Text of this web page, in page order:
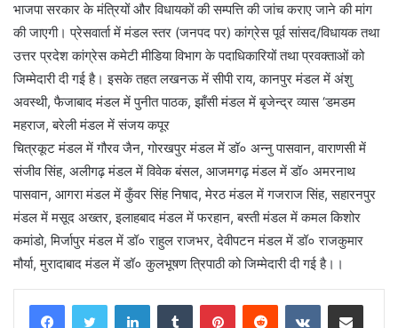
भाजपा सरकार के मंत्रियों और विधायकों की सम्पत्ति की जांच कराए जाने की मांग
की जाएगी। प्रेसवार्ता में मंडल स्तर (जनपद पर) कांग्रेस पूर्व सांसद/विधायक तथा
उत्तर प्रदेश कांग्रेस कमेटी मीडिया विभाग के पदाधिकारियों तथा प्रवक्ताओं को
जिम्मेदारी दी गई है। इसके तहत लखनऊ में सीपी राय, कानपुर मंडल में अंशु
अवस्थी, फैजाबाद मंडल में पुनीत पाठक, झाँसी मंडल में बृजेन्द्र व्यास ‘डमडम
महराज, बरेली मंडल में संजय कपूर
चित्रकूट मंडल में गौरव जैन, गोरखपुर मंडल में डॉ० अन्नु पासवान, वाराणसी में
संजीव सिंह, अलीगढ़ मंडल में विवेक बंसल, आजमगढ़ मंडल में डॉ० अमरनाथ
पासवान, आगरा मंडल में कुँवर सिंह निषाद, मेरठ मंडल में गजराज सिंह, सहारनपुर
मंडल में मसूद अख्तर, इलाहबाद मंडल में फरहान, बस्ती मंडल में कमल किशोर
कमांडो, मिर्जापुर मंडल में डॉ० राहुल राजभर, देवीपटन मंडल में डॉ० राजकुमार
मौर्या, मुरादाबाद मंडल में डॉ० कुलभूषण त्रिपाठी को जिम्मेदारी दी गई है।।
LinkedInTumblr PinterestReddit VKontakteShare via Email